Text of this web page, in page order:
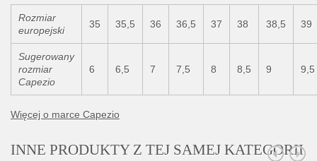
Rozmiar
europejski
35 35,5 36 36,5 37 38 38,5 39
Sugerowany
rozmiar
Capezio
6 6,5 7 7,5 8 8,5 9 9,5
Więcej o marce Capezio
INNE PRODUKTY Z TEJ SAMEJ KATEGORII